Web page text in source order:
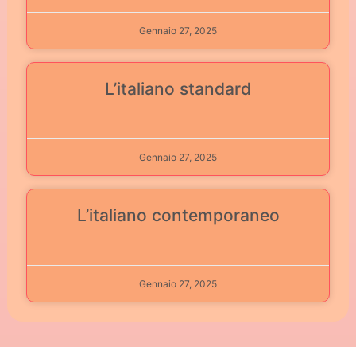
Gennaio 27, 2025
L’italiano standard
Gennaio 27, 2025
L’italiano contemporaneo
Gennaio 27, 2025